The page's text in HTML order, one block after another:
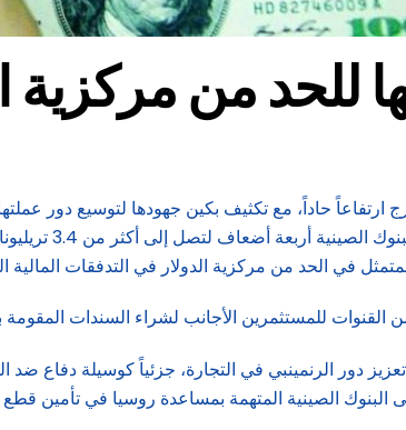
من مركزية
حاداً، مع تكثيف بكين جهودها لتوسيع دور
في الحد من مركزية الدولار في التدفقات المالية
القنوات للمستثمرين الأجانب لشراء السندات المقومة
دور الرنمينبي في التجارة، جزئياً كوسيلة دفاع
البنوك الصينية المتهمة بمساعدة روسيا في تأمين